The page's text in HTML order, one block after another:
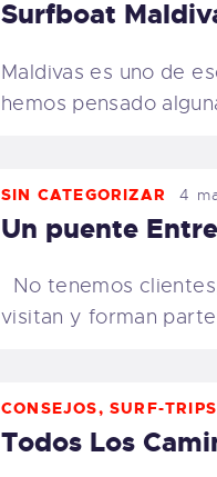
Surfboat
Maldivas es uno de
hemos pensado
SIN CATEGORIZAR 4
Un puente
No tenemos
visitan y forman
CONSEJOS,SURF-TRIPS
Todos Los